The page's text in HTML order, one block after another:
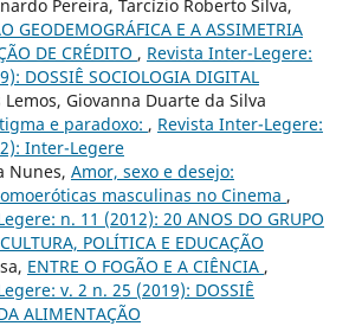
Pereira, Tarcízio Roberto Silva,
GEODEMOGRÁFICA E A ASSIMETRIA
DE CRÉDITO , Revista Inter-Legere:
DOSSIÊ SOCIOLOGIA DIGITAL
Giovanna Duarte da Silva
e paradoxo: , Revista Inter-Legere:
Inter-Legere
Nunes, Amor, sexo e desejo:
masculinas no Cinema ,
n. 11 (2012): 20 ANOS DO GRUPO
POLÍTICA E EDUCAÇÃO
ENTRE O FOGÃO E A CIÊNCIA ,
v. 2 n. 25 (2019): DOSSIÊ
ALIMENTAÇÃO